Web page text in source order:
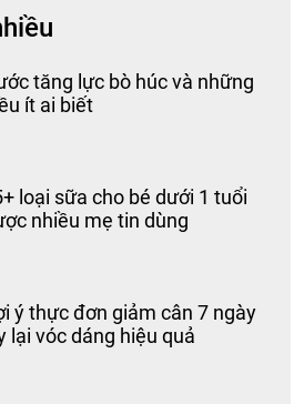
tăng lực bò húc và những
ít ai biết
loại sữa cho bé dưới 1 tuổi
nhiều mẹ tin dùng
ý thực đơn giảm cân 7 ngày
lại vóc dáng hiệu quả